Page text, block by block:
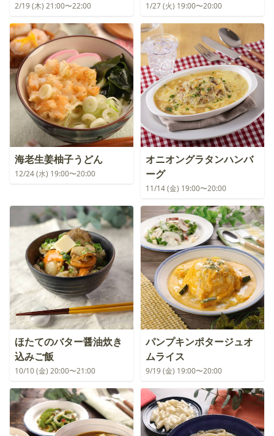
2/19 (木) 21:00〜22:00 1/27 (火) 19:00〜20:00
海老生姜柚子うどん
12/24 (水) 19:00〜20:00
オニオングラタンハンバ
ーグ
11/14 (金) 19:00〜20:00
ほたてのバター醤油炊き
込みご飯
10/10 (金) 20:00〜21:00
パンプキンポタージュオ
ムライス
9/19 (金) 19:00〜20:00